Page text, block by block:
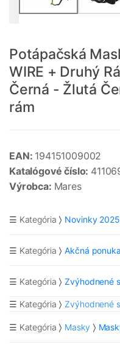
Potápačská
WIRE + Druhý
Černá - Žlutá
rám
EAN: 194151009002
Katalógové číslo:
Výrobca: Mares
☰ Kategória Novinky
☰ Kategória Akčná ponuka
☰ Kategória Zvýhodnené
☰ Kategória Zvýhodnené
☰ Kategória Masky